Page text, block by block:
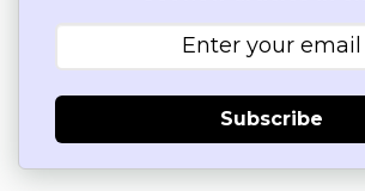
Subscribe